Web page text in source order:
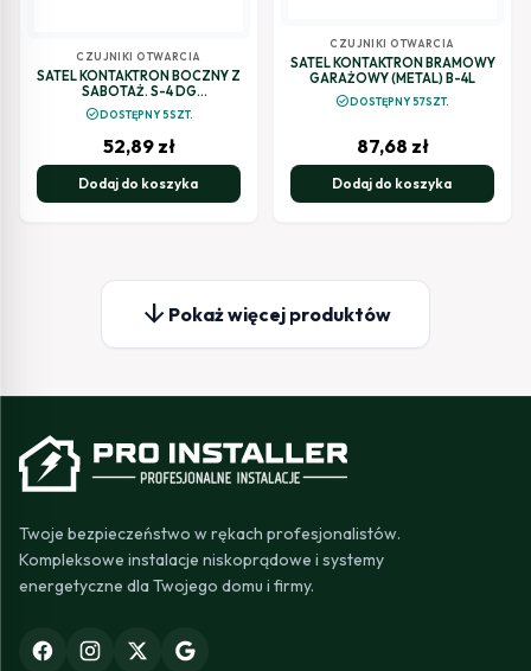
CZUJNIKI OTWARCIA
SATEL KONTAKTRON BOCZNY Z
SABOTAŻ. S-4 DG
(CIEMNOSZARY)
check_circleDOSTĘPNY 5SZT.
52,89 zł
Dodaj do koszyka
CZUJNIKI OTWARCIA
SATEL KONTAKTRON BRAMOWY
GARAŻOWY (METAL) B-4L
check_circleDOSTĘPNY 57SZT.
87,68 zł
Dodaj do koszyka
arrow_downward Pokaż więcej produktów
Twoje bezpieczeństwo w rękach profesjonalistów.
Kompleksowe instalacje niskoprądowe i systemy
energetyczne dla Twojego domu i firmy.